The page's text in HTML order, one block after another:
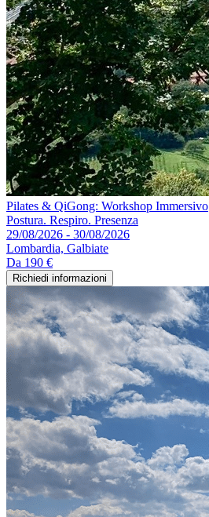
Pilates & QiGong: Workshop Immersivo
Postura. Respiro. Presenza
29/08/2026 - 30/08/2026
Lombardia, Galbiate
Da 190 €
Richiedi informazioni